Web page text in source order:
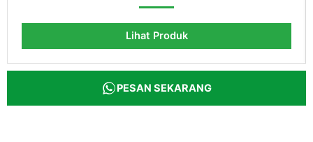
Lihat Produk
PESAN SEKARANG